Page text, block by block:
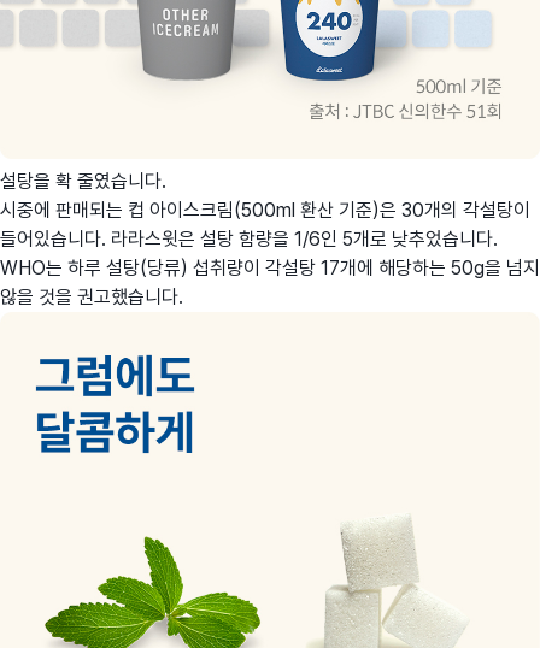
설탕을 확 줄였습니다.
시중에 판매되는 컵 아이스크림(500ml 환산 기준)은 30개의 각설탕이
들어있습니다. 라라스윗은 설탕 함량을 1/6인 5개로 낮추었습니다.
WHO는 하루 설탕(당류) 섭취량이 각설탕 17개에 해당하는 50g을 넘지
않을 것을 권고했습니다.